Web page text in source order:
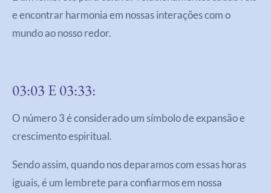
e encontrar harmonia em nossas interações com o
mundo ao nosso redor.
03:03 E 03:33:
O número 3 é considerado um símbolo de expansão e
crescimento espiritual.
Sendo assim, quando nos deparamos com essas horas
iguais, é um lembrete para confiarmos em nossa